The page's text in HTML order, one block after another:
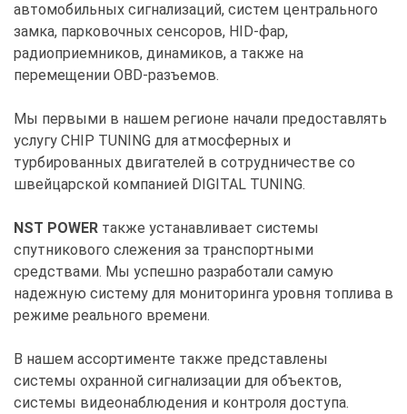
автомобильных сигнализаций, систем центрального
замка, парковочных сенсоров, HID-фар,
радиоприемников, динамиков, а также на
перемещении OBD-разъемов.
Мы первыми в нашем регионе начали предоставлять
услугу CHIP TUNING для атмосферных и
турбированных двигателей в сотрудничестве со
швейцарской компанией DIGITAL TUNING.
NST POWER также устанавливает системы
спутникового слежения за транспортными
средствами. Мы успешно разработали самую
надежную систему для мониторинга уровня топлива в
режиме реального времени.
В нашем ассортименте также представлены
системы охранной сигнализации для объектов,
системы видеонаблюдения и контроля доступа.